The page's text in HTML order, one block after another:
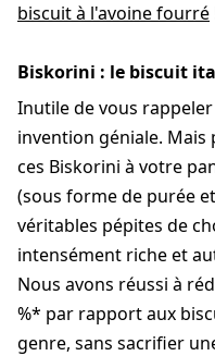
biscuit à l'avoine fourré
Biskorini : le biscuit
Inutile de vous
invention géniale.
ces Biskorini à votre
(sous forme de purée
véritables pépites de
intensément riche et
Nous avons réussi à
%* par rapport aux
genre, sans sacrifier